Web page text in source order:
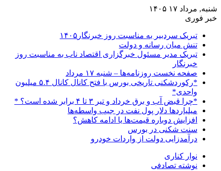
شنبه, مرداد ۱۷ ۱۴۰۵
خبر فوری
تبریک سردبیر به مناسبت روز خبرنگار۱۴۰۵
تنش میان رسانه و دولت
تبریک مدیر مسئول خبرگزاری اقتصاد ناب به مناسبت روز
خبرنگار
صفحه نخست روزنامه‌ها – شنبه ۱۷ مرداد
*رکوردشکنی تاریخی بورس با فتح کانال کانال ۵.۴ میلیون
واحدی*
*چرا قبض آب و برق خرداد و تیر ۳ تا ۴ برابر شده است؟ *
میلیاردها دلار پول نفت در جیب واسطه‌ها
افزایش دوباره قیمت‌ها یا ادامه کاهش؟
سنت شکنی در بورس
درآمدزایی دولت از واردات خودرو
نوار کناری
نوشته تصادفی